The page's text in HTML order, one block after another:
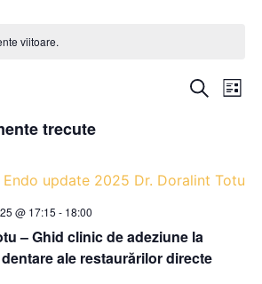
viitoare.
și
CautăListă
trecute
@ 17:15 - 18:00
– Ghid clinic de adeziune la
ale restaurărilor directe